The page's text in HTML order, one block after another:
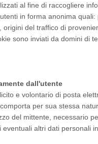
al fine di raccogliere
in forma anonima quali:
origini del traffico di
sono inviati da domini di
dall'utente
e volontario di posta
per sua stessa
del mittente, necessario
eventuali altri dati personali